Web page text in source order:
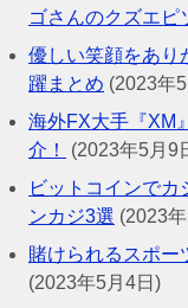
ゴさんのクズエピ
優しい笑顔をあり
躍まとめ (2023年
海外FX大手『XM
介！
(2023年5月9
ビットコインで
ンカジ3選 (2023
賭けられるスポー
(2023年5月4日)